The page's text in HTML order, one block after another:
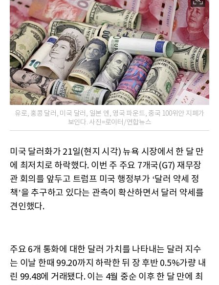
유로, 홍콩 달러, 미국 달러, 일본 엔, 영국 파운드, 중국 100위안 지폐가
보인다. 사진=로이터/연합뉴스
미국 달러화가 21일(현지 시각) 뉴욕 시장에서 한 달 만
에 최저치로 하락했다. 이번 주 주요 7개국(G7) 재무장
관 회의를 앞두고 트럼프 미국 행정부가 ‘달러 약세 정
책’을 추구하고 있다는 관측이 확산하면서 달러 약세를
견인했다.
주요 6개 통화에 대한 달러 가치를 나타내는 달러 지수
는 이날 한때 99.20까지 하락한 뒤 장 후반 0.5%가량 내
린 99.48에 거래됐다. 이는 4월 중순 이후 한 달 만에 최